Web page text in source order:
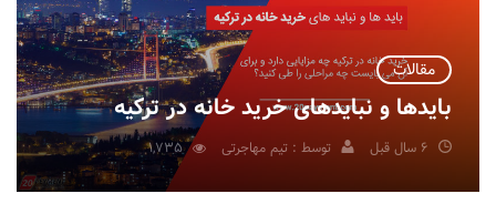
مقالات
بایدها و نبایدهای خرید خانه در ترکیه
6 سال قبل توسط : تیم مهاجرتی 1,735